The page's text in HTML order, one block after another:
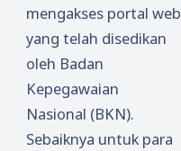
mengakses portal web
yang telah disedikan
oleh Badan
Kepegawaian
Nasional (BKN).
Sebaiknya untuk para